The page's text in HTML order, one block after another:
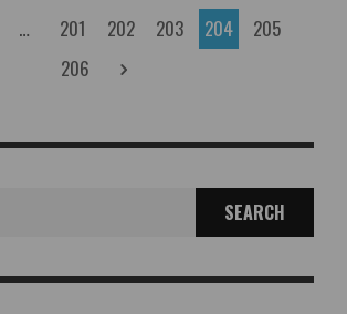
… 201 202 203 204
205
206